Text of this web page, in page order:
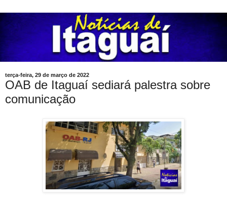
terça-feira, 29 de março de 2022
OAB de Itaguaí sediará palestra sobre
comunicação